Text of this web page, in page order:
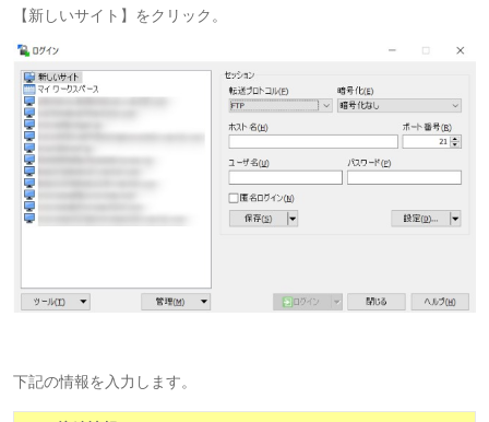
【新しいサイト 】をクリック。
下記の情報を入力します。